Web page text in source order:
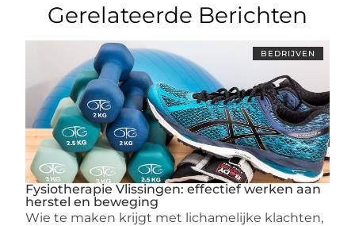
Gerelateerde Berichten
BEDRIJVEN
Fysiotherapie Vlissingen: effectief werken aan
herstel en beweging
Wie te maken krijgt met lichamelijke klachten,